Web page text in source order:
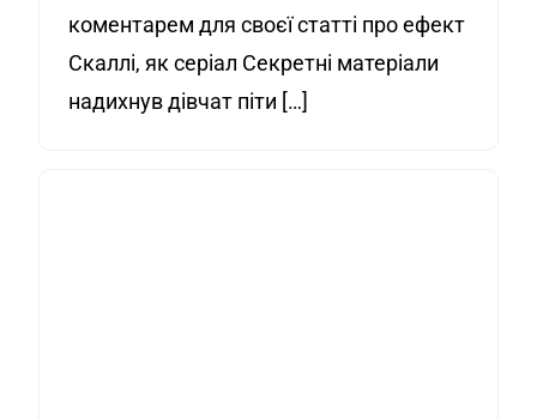
коментарем для своєї статті про ефект
Скаллі, як серіал Секретні матеріали
надихнув дівчат піти […]